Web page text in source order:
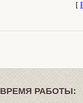
[
ВРЕМЯ РАБОТЫ: